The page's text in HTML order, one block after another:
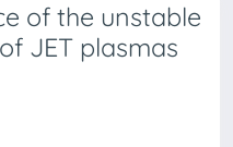
of the unstable
JET plasmas